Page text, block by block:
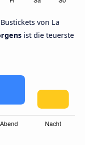
von La
ist die teuerste